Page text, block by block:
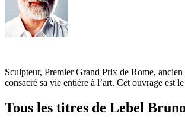
Sculpteur, Premier Grand Prix de Rome,
consacré sa vie entière à l’art. Cet ouvrage est
Tous les titres de Lebel Bruno